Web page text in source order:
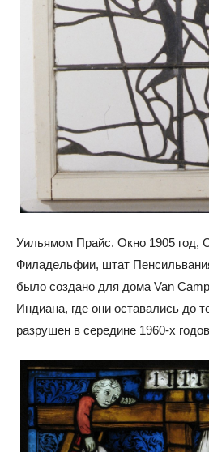
Уильямом Прайс. Окно 1905 год,
Филадельфии, штат
было создано для дома Van
Индиана, где они оставались до
разрушен в середине 1960-х